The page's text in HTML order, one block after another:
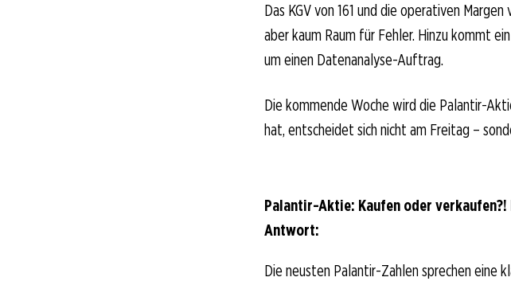
Das KGV von 161 und die operativen
aber kaum Raum für Fehler. Hinzu kommt
um einen Datenanalyse-Auftrag.
Die kommende Woche wird die Palantir-
hat, entscheidet sich nicht am Freitag –
Palantir-Aktie: Kaufen oder
Antwort:
Die neusten Palantir-Zahlen sprechen eine